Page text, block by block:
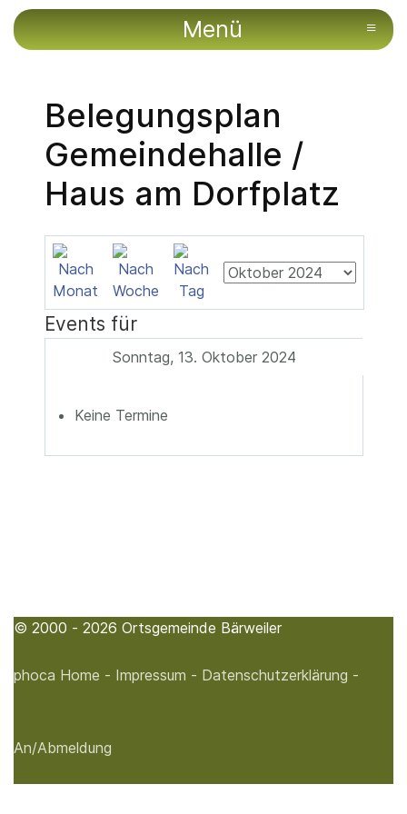
Menü ≡
Belegungsplan
Gemeindehalle /
Haus am Dorfplatz
Events für
Sonntag, 13. Oktober 2024
Keine Termine
© 2000 - 2026 Ortsgemeinde Bärweiler
phoca Home - Impressum - Datenschutzerklärung -
An/Abmeldung